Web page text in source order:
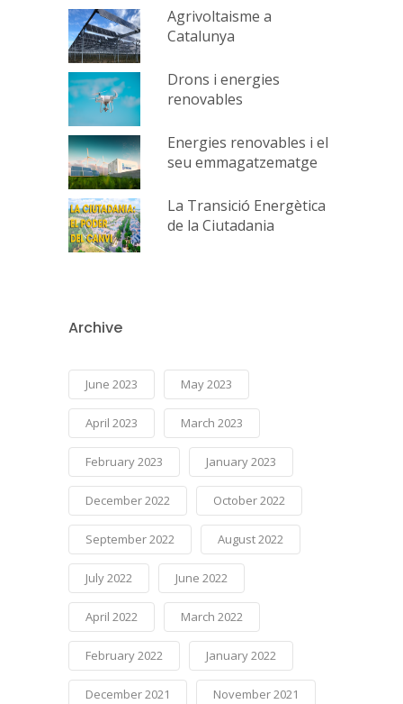
Agrivoltaisme a
Catalunya
Drons i energies
renovables
Energies renovables i el
seu emmagatzematge
La Transició Energètica
de la Ciutadania
Archive
June 2023 May 2023
April 2023 March 2023
February 2023 January 2023
December 2022 October 2022
September 2022 August 2022
July 2022 June 2022
April 2022 March 2022
February 2022 January 2022
December 2021 November 2021